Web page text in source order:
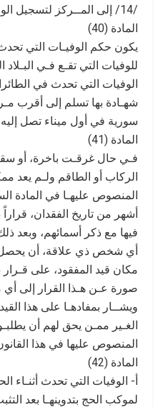
/14/ إلى المــركز لتسجيل الوفاة لديه.
المادة (40)
يكون حكم الوفيـات التي تحدث
للوفيات التي تقـع فـي البـلاد
الوفيات التي تحدث في
شهـادة بها تسلم إلى أقرب
سورية في أول ميناء تصل إليه
المادة (41)
فـي حال غرقـت باخرة، أو
الركاب أو الطاقم ولـم يعد
المنصوص عليهـا في المادة
أشهر من تاريخ الفقدان،
فيها مع ذكر أسمائهم، وبعد
أي شخص ذي علاقة، أن
مكان قيد المفقود، على
صورة عـن هـذا القرار إلى أي
ويشــار بمفادهـا على هذا
الغـير ممـن يحق لهم أن
المنصوص عليها في هذا
المادة (42)
أ- الوفيات التي تحدث أثنـاء
لموكب الحج بتدوينهـا بعد